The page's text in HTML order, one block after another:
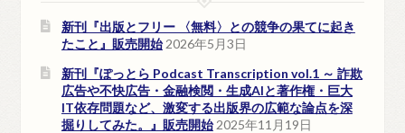
新刊『出版とフリー 〈無料〉との競争の果てに起き
たこと』販売開始 2026年5月3日
新刊『ぽっとら Podcast Transcription vol.1 ～ 詐欺
広告や不快広告・金融検閲・生成AIと著作権・巨大
IT依存問題など、激変する出版界の広範な論点を深
掘りしてみた。』販売開始 2025年11月19日